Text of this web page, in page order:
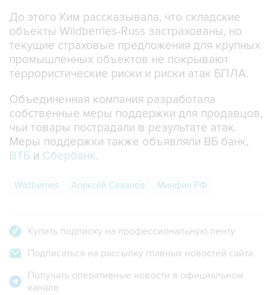
До этого Ким рассказывала, что складские
объекты Wildberries-Russ застрахованы, но
текущие страховые предложения для крупных
промышленных объектов не покрывают
террористические риски и риски атак БПЛА.
Объединенная компания разработала
собственные меры поддержки для продавцов,
чьи товары пострадали в результате атак.
Меры поддержки также объявляли ВБ банк,
ВТБ и Сбербанк.
Wildberries Алексей Сазанов Минфин РФ
Купить подписку на профессиональную ленту
Подписаться на рассылку главных новостей сайта
Получать оперативные новости в официальном
канале